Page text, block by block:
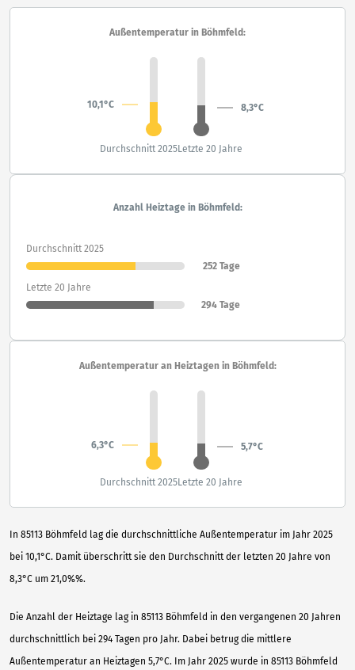
In 85113 Böhmfeld lag die durchschnittliche Außentemperatur im Jahr 2025
bei 10,1°C. Damit überschritt sie den Durchschnitt der letzten 20 Jahre von
8,3°C um 21,0%%.
Die Anzahl der Heiztage lag in 85113 Böhmfeld in den vergangenen 20 Jahren
durchschnittlich bei 294 Tagen pro Jahr. Dabei betrug die mittlere
Außentemperatur an Heiztagen 5,7°C. Im Jahr 2025 wurde in 85113 Böhmfeld
Außentemperatur in Böhmfeld:
10,1°C 8,3°C
Durchschnitt 2025Letzte 20 Jahre
Anzahl Heiztage in Böhmfeld:
Durchschnitt 2025
252 Tage
Letzte 20 Jahre
294 Tage
Außentemperatur an Heiztagen in Böhmfeld:
6,3°C 5,7°C
Durchschnitt 2025Letzte 20 Jahre